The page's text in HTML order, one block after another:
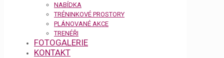
NABÍDKA
TRÉNINKOVÉ PROSTORY
PLÁNOVANÉ AKCE
TRENÉŘI
FOTOGALERIE
KONTAKT